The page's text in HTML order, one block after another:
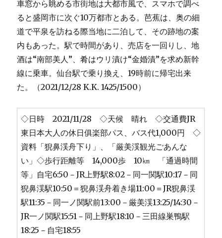
車窓から眺める市街地は大都市風で、スマホで調べ
ると盛岡市に次ぐ10万都市とある。芭蕉は、奥の細
道で平泉を訪ねる際当地に二泊して、その跡地の案
内もあった。駅で時間があり、売店を一回りし、地
酒は“南部美人”、肴はウリ漬け“金婚漬”を求め新幹
線に乗車。仙台駅で乗り換え、19時前に帰宅出来
た。（2021/12/28 K.K. 1425/1500）
◇日時 2021/11/28 ◇天候 晴れ ◇交通費JR
東日本大人の休日俱楽部パス、バス代1,000円 ◇
資料「猊鼻渓舟下り」、「厳美渓観光ごあんな
い」◇歩行距離等 14,000歩 10㎞ 「通過時間
等」自宅6:50－JR上野駅8:02－同一関駅10:17－同
猊鼻渓駅10:50＝猊鼻渓舟着き場11:00＝JR猊鼻渓
駅11:35－同一ノ関駅前13:00－厳美渓13:25/14:30－
JR一ノ関駅15:51－同上野駅18:10－三田線巣鴨駅
18:25－自宅18:55